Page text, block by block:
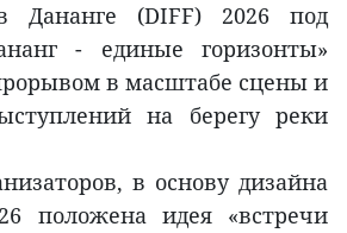
Дананге (DIFF) 2026 под
- единые горизонты»
в масштабе сцены и
на берегу реки
в основу дизайна
положена идея «встречи